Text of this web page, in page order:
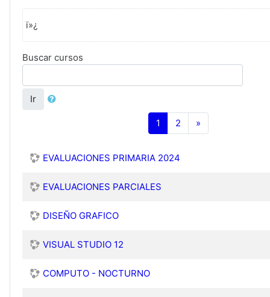
ï»¿
Buscar cursos
Ir
1 (current)
2 »
EVALUACIONES PRIMARIA 2024
EVALUACIONES PARCIALES
DISEÑO GRAFICO
VISUAL STUDIO 12
COMPUTO - NOCTURNO